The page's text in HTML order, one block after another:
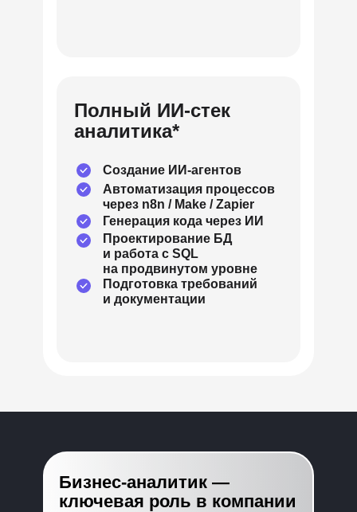
Создание ИИ-агентов
Автоматизация процессов
через n8n / Make / Zapier
Генерация кода через ИИ
Проектирование БД
и работа с SQL
на продвинутом уровне
Подготовка требований
и документации
Полный ИИ-стек
аналитика*
Бизнес-аналитик —
ключевая роль в компании